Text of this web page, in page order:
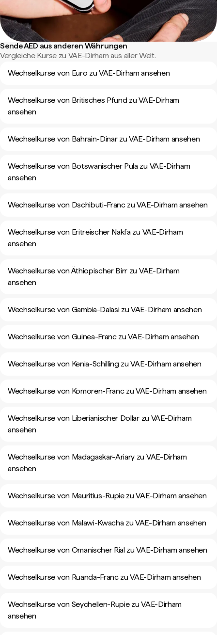
Sende AED aus anderen Währungen
Vergleiche Kurse zu VAE-Dirham aus aller Welt.
Wechselkurse von Euro zu VAE-Dirham ansehen
Wechselkurse von Britisches Pfund zu VAE-Dirham
ansehen
Wechselkurse von Bahrain-Dinar zu VAE-Dirham ansehen
Wechselkurse von Botswanischer Pula zu VAE-Dirham
ansehen
Wechselkurse von Dschibuti-Franc zu VAE-Dirham ansehen
Wechselkurse von Eritreischer Nakfa zu VAE-Dirham
ansehen
Wechselkurse von Äthiopischer Birr zu VAE-Dirham
ansehen
Wechselkurse von Gambia-Dalasi zu VAE-Dirham ansehen
Wechselkurse von Guinea-Franc zu VAE-Dirham ansehen
Wechselkurse von Kenia-Schilling zu VAE-Dirham ansehen
Wechselkurse von Komoren-Franc zu VAE-Dirham ansehen
Wechselkurse von Liberianischer Dollar zu VAE-Dirham
ansehen
Wechselkurse von Madagaskar-Ariary zu VAE-Dirham
ansehen
Wechselkurse von Mauritius-Rupie zu VAE-Dirham ansehen
Wechselkurse von Malawi-Kwacha zu VAE-Dirham ansehen
Wechselkurse von Omanischer Rial zu VAE-Dirham ansehen
Wechselkurse von Ruanda-Franc zu VAE-Dirham ansehen
Wechselkurse von Seychellen-Rupie zu VAE-Dirham
ansehen